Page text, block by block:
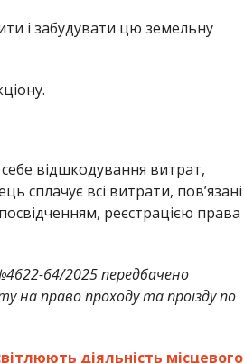
і забудувати цю земельну
відшкодування витрат,
сплачує всі витрати, пов’язані
реєстрацією права
64/2025 передбачено
на право проходу та проїзду по
діяльність місцевого